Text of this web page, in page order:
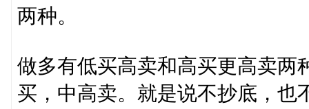
两种。
做多有低买高卖和高买更高卖两
买，中高卖。就是说不抄底，也